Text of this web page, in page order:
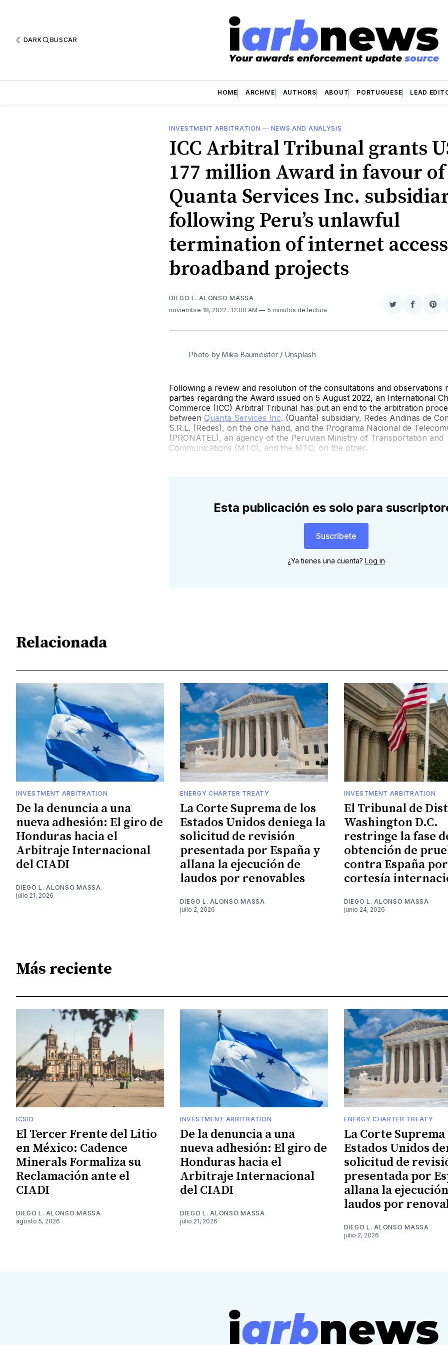
DARK BUSCAR
HOME ARCHIVE AUTHORS ABOUT PORTUGUESE LEAD
INVESTMENT ARBITRATION — NEWS AND ANALYSIS
ICC Arbitral Tribunal grants
177 million Award in favour of
Quanta Services Inc.
following Peru’s unlawful
termination of internet
broadband projects
DIEGO L. ALONSO MASSA
noviembre 18, 2022 . 12:00 AM 5 minutos de lectura
Compartir
Twitter
Photo byMika Baumeister / Unsplash
Following a review and resolution of the consultations and observations
parties regarding the Award issued on 5 August 2022, an International
Commerce (ICC) Arbitral Tribunal has put an end to the arbitration
between Quanta Services Inc. (Quanta) subsidiary, Redes Andinas de
S.R.L. (Redes), on the one hand, and the Programa Nacional de
(PRONATEL), an agency of the Peruvian Ministry of Transportation and
Communications (MTC), and the MTC, on the other.
Esta publicación es solo para
Suscríbete
¿Ya tienes una cuenta? Log in
Relacionada
INVESTMENT ARBITRATION
De la denuncia a una
nueva adhesión: El giro de
Honduras hacia el
Arbitraje Internacional
del CIADI
DIEGO L. ALONSO MASSA
julio 21, 2026
ENERGY CHARTER TREATY
La Corte Suprema de los
Estados Unidos deniega la
solicitud de revisión
presentada por España y
allana la ejecución de
laudos por renovables
DIEGO L. ALONSO MASSA
julio 2, 2026
INVESTMENT ARBITRATION
El Tribunal de
Washington D.C.
restringe la fase
obtención de
contra España por
cortesía
DIEGO L. ALONSO MASSA
junio 24, 2026
Más reciente
ICSID
El Tercer Frente del Litio
en México: Cadence
Minerals Formaliza su
Reclamación ante el
CIADI
DIEGO L. ALONSO MASSA
agosto 5, 2026
INVESTMENT ARBITRATION
De la denuncia a una
nueva adhesión: El giro de
Honduras hacia el
Arbitraje Internacional
del CIADI
DIEGO L. ALONSO MASSA
julio 21, 2026
ENERGY CHARTER TREATY
La Corte Suprema
Estados Unidos
solicitud de
presentada por
allana la
laudos por
DIEGO L. ALONSO MASSA
julio 2, 2026